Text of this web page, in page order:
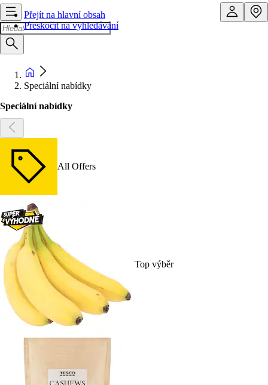
Přejít na hlavní obsah
Přeskočit na vyhledávání
Speciální nabídky
Speciální nabídky
All Offers
Top výběr